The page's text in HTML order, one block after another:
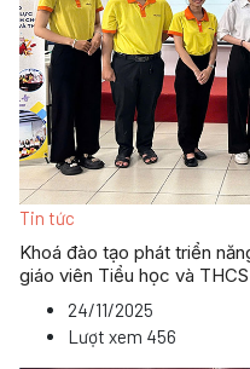
Tin tức
Khoá đào tạo phát triển
giáo viên Tiểu học và THCS
24/11/2025
Lượt xem 456